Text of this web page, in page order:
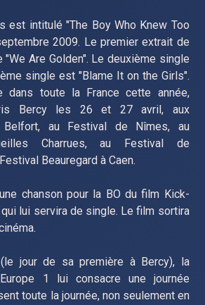
est intitulé "The Boy Who Knew Too
2009. Le premier extrait de
Are Golden". Le deuxième single
single est "Blame It on the Girls".
dans toute la France cette année,
Bercy les 26 et 27 avril, aux
Belfort, au Festival de Nîmes, au
Charrues, au Festival de
Beauregard à Caen.
chanson pour la BO du film Kick-
lui servira de single. Le film sortira
jour de sa première à Bercy), la
1 lui consacre une journée
toute la journée, non seulement en